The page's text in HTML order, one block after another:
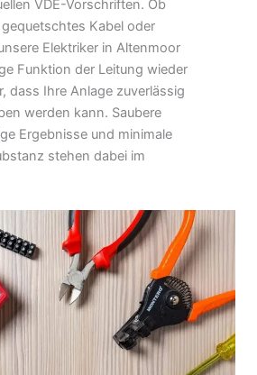
VDE-Vorschriften. Ob
Kabel oder
Elektriker in Altenmoor
Funktion der Leitung wieder
dass Ihre Anlage zuverlässig
werden kann. Saubere
Ergebnisse und minimale
stehen dabei im